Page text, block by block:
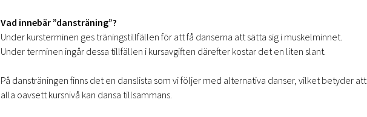
Vad innebär ”dansträning”?
Under kursterminen ges träningstillfällen för att få danserna att sätta sig i muskelminnet.
Under terminen ingår dessa tillfällen i kursavgiften därefter kostar det en liten slant.
På dansträningen finns det en danslista som vi följer med alternativa danser, vilket betyder att
alla oavsett kursnivå kan dansa tillsammans.